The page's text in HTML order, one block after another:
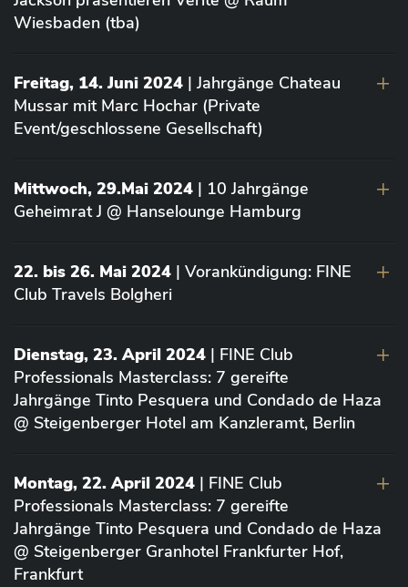
Wiesbaden (tba)
Freitag, 14. Juni 2024 | Jahrgänge Chateau
Mussar mit Marc Hochar (Private
Event/geschlossene Gesellschaft)
Mittwoch, 29.Mai 2024 | 10 Jahrgänge
Geheimrat J @ Hanselounge Hamburg
22. bis 26. Mai 2024 | Vorankündigung: FINE
Club Travels Bolgheri
Dienstag, 23. April 2024 | FINE Club
Professionals Masterclass: 7 gereifte
Jahrgänge Tinto Pesquera und Condado de Haza
@ Steigenberger Hotel am Kanzleramt, Berlin
Montag, 22. April 2024 | FINE Club
Professionals Masterclass: 7 gereifte
Jahrgänge Tinto Pesquera und Condado de Haza
@ Steigenberger Granhotel Frankfurter Hof,
Frankfurt